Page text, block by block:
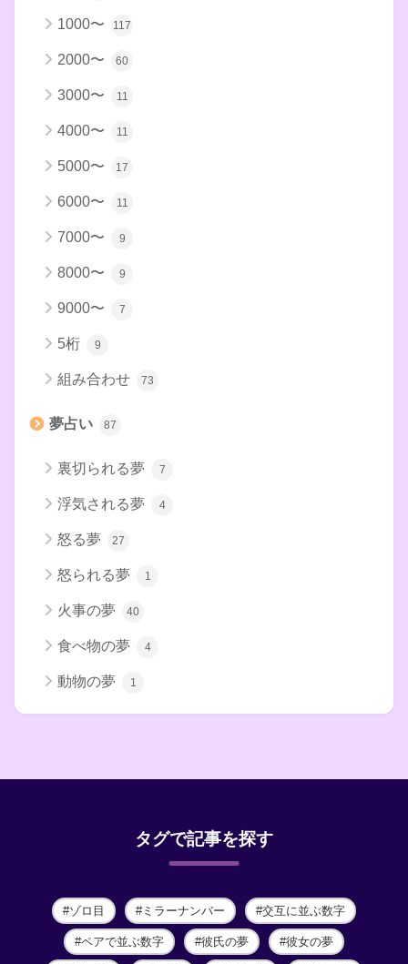
1000〜 117
2000〜 60
3000〜 11
4000〜 11
5000〜 17
6000〜 11
7000〜 9
8000〜 9
9000〜 7
5桁 9
組み合わせ 73
夢占い 87
裏切られる夢 7
浮気される夢 4
怒る夢 27
怒られる夢 1
火事の夢 40
食べ物の夢 4
動物の夢 1
タグで記事を探す
ゾロ目 ミラーナンバー 交互に並ぶ数字
ペアで並ぶ数字 彼氏の夢 彼女の夢